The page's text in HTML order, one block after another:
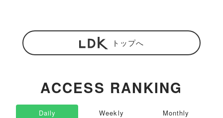
トップへ
ACCESS RANKING
Daily Weekly Monthly